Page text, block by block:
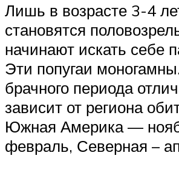
Лишь в возрасте 3-4
становятся
начинают искать себе
Эти попугаи
брачного периода
зависит от региона
Южная Америка —
февраль, Северная –